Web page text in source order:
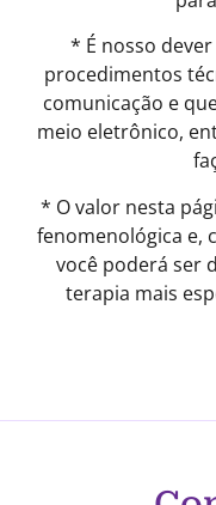
* É nosso
procedimentos
comunicação e
meio eletrônico,
* O valor nesta
fenomenológica e,
você poderá ser
terapia mais